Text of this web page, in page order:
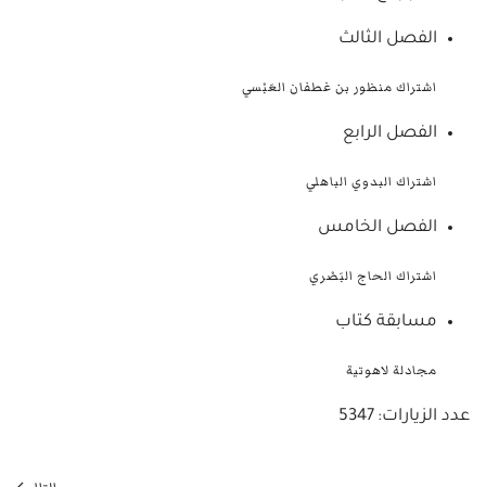
الفصل الثالث
اشتراك منظور بن غطفان العَبْسي
الفصل الرابع
اشتراك البدوي الباهلي
الفصل الخامس
اشتراك الحاج البَصْري
مسابقة كتاب
مجادلة لاهوتية
عدد الزيارات: 5347